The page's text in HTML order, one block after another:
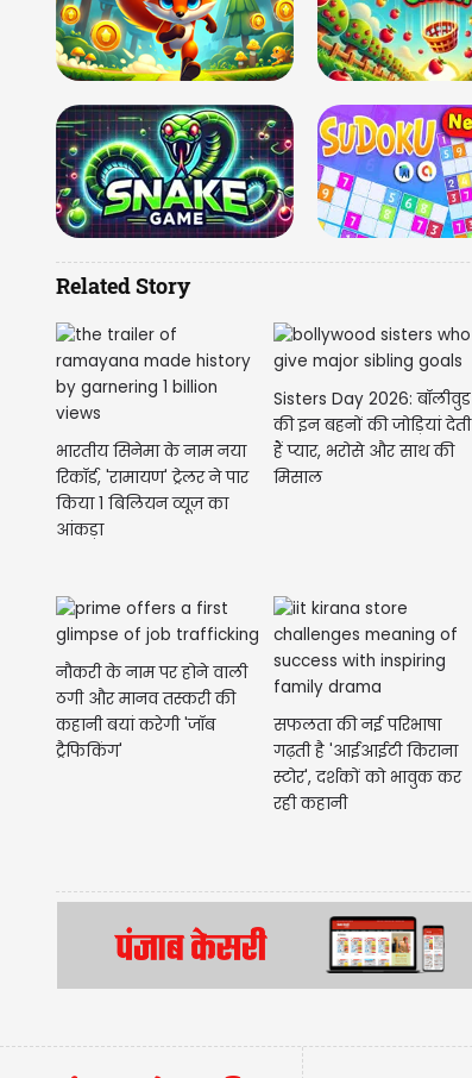
Related Story
भारतीय सिनेमा के नाम नया
रिकॉर्ड, 'रामायण' ट्रेलर ने पार
किया 1 बिलियन व्यूज़ का
आंकड़ा
Sisters Day 2026: बॉलीवुड
की इन बहनों की जोड़ियां देती
हैं प्यार, भरोसे और साथ की
मिसाल
नौकरी के नाम पर होने वाली
ठगी और मानव तस्करी की
कहानी बयां करेगी 'जॉब
ट्रैफिकिंग'
सफलता की नई परिभाषा
गढ़ती है 'आईआईटी किराना
स्टोर', दर्शकों को भावुक कर
रही कहानी